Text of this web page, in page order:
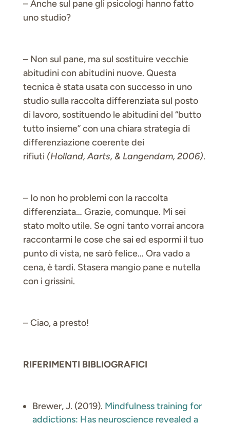
– Anche sul pane gli psicologi hanno fatto
uno studio?
– Non sul pane, ma sul sostituire vecchie
abitudini con abitudini nuove. Questa
tecnica è stata usata con successo in uno
studio sulla raccolta differenziata sul posto
di lavoro, sostituendo le abitudini del “butto
tutto insieme” con una chiara strategia di
differenziazione coerente dei
rifiuti (Holland, Aarts, & Langendam, 2006).
– Io non ho problemi con la raccolta
differenziata… Grazie, comunque. Mi sei
stato molto utile. Se ogni tanto vorrai ancora
raccontarmi le cose che sai ed espormi il tuo
punto di vista, ne sarò felice… Ora vado a
cena, è tardi. Stasera mangio pane e nutella
con i grissini.
– Ciao, a presto!
RIFERIMENTI BIBLIOGRAFICI
Brewer, J. (2019). Mindfulness training for
addictions: Has neuroscience revealed a